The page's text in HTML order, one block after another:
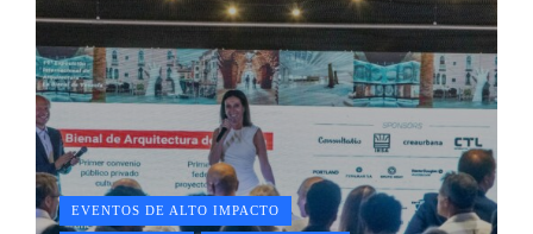
EVENTOS DE ALTO IMPACTO